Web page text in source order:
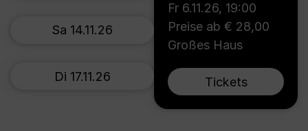
Fr 6.11.26, 19:00
Preise ab € 28,00
Großes Haus
Tickets
Sa 14.11.26
Di 17.11.26